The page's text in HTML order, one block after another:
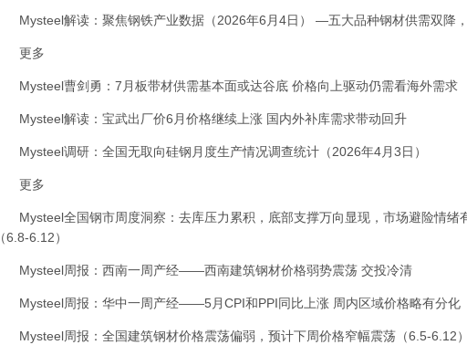
Mysteel解读：聚焦钢铁产业数据（2026年6月4日） —五大品种钢材供需双降
更多
Mysteel曹剑勇：7月板带材供需基本面或达谷底 价格向上驱动仍需看海外需求
Mysteel解读：宝武出厂价6月价格继续上涨 国内外补库需求带动回升
Mysteel调研：全国无取向硅钢月度生产情况调查统计（2026年4月3日）
更多
Mysteel全国钢市周度洞察：去库压力累积，底部支撑万向显现，市场避险情绪
（6.8-6.12）
Mysteel周报：西南一周产经——西南建筑钢材价格弱势震荡 交投冷清
Mysteel周报：华中一周产经——5月CPI和PPI同比上涨 周内区域价格略有分化
Mysteel周报：全国建筑钢材价格震荡偏弱，预计下周价格窄幅震荡（6.5-6.12